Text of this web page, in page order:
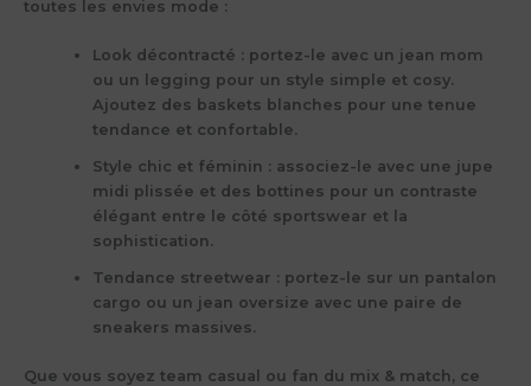
toutes les envies mode :
Look décontracté : portez-le avec un jean mom
ou un legging pour un style simple et cosy.
Ajoutez des baskets blanches pour une tenue
tendance et confortable.
Style chic et féminin : associez-le avec une jupe
midi plissée et des bottines pour un contraste
élégant entre le côté sportswear et la
sophistication.
Tendance streetwear : portez-le sur un pantalon
cargo ou un jean oversize avec une paire de
sneakers massives.
Que vous soyez team casual ou fan du mix & match, ce